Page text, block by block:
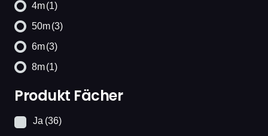
4m(1)
50m(3)
6m(3)
8m(1)
Produkt Fächer
Ja (36)